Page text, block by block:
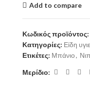
Add to compare
Κωδικός προϊόντος:
Κατηγορίες: Είδη
Ετικέτες: Μπάνιο,
Μερίδιο: